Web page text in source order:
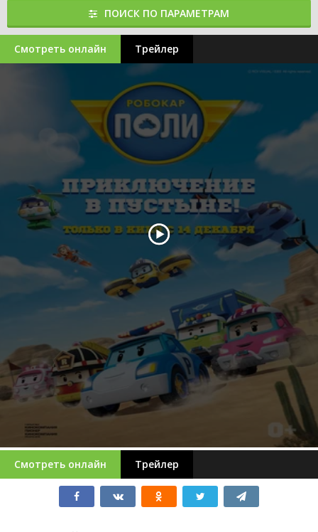
ПОИСК ПО ПАРАМЕТРАМ
Смотреть онлайн Трейлер
Смотреть онлайн Трейлер